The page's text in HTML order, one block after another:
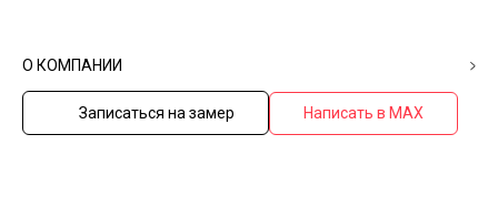
О КОМПАНИИ
Записаться на замер Написать в MAX